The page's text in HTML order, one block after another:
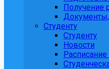
Получение
Документы,
Студенту
Студенту
Новости
Расписание